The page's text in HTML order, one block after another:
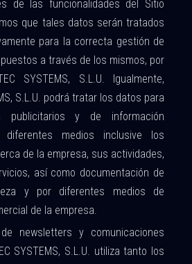
de las funcionalidades del Sitio
que tales datos serán tratados
para la correcta gestión de
a través de los mismos, por
SYSTEMS, S.L.U. Igualmente,
S.L.U. podrá tratar los datos para
publicitarios y de información
diferentes medios inclusive los
de la empresa, sus actividades,
así como documentación de
y por diferentes medios de
de la empresa.
newsletters y comunicaciones
SYSTEMS, S.L.U. utiliza tanto los